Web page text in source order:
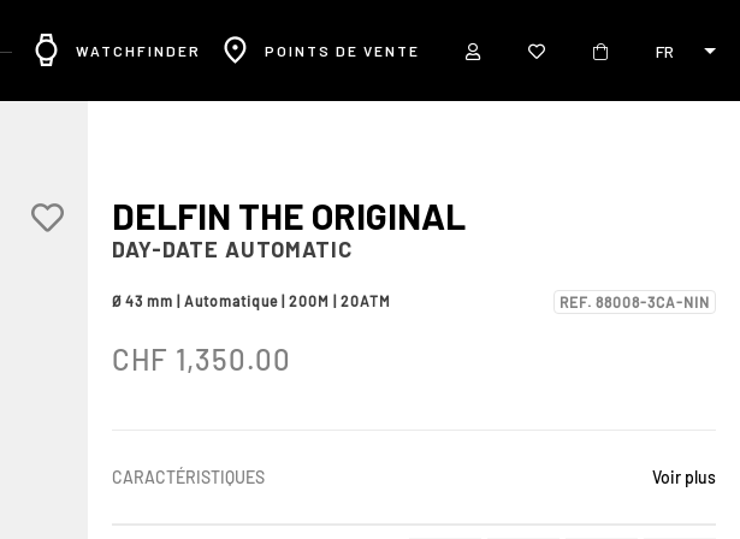
WATCHFINDER POINTS DE VENTE FR
DELFIN THE ORIGINAL
DAY-DATE AUTOMATIC
Ø 43 mm | Automatique | 200M | 20ATM REF. 88008-3CA-NIN
CHF 1,350.00
CARACTÉRISTIQUES Voir plus